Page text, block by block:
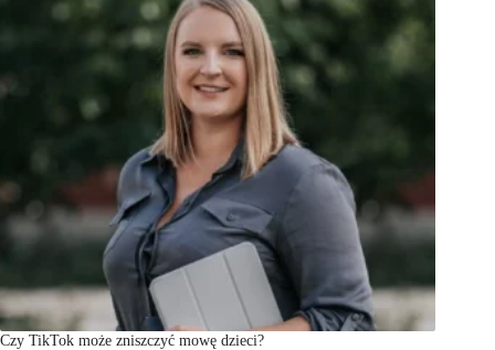
Czy TikTok może zniszczyć mowę dzieci?